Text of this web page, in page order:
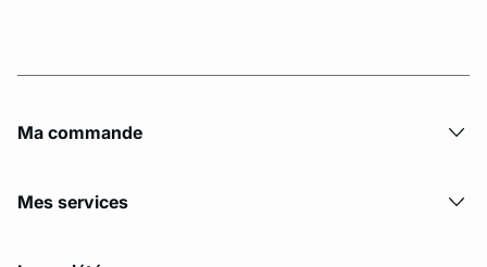
Ma commande
Mes services